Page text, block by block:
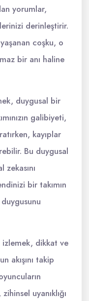
yorumlar,
derinleştirir.
coşku, o
bir anı haline
duygusal bir
galibiyeti,
kayıplar
Bu duygusal
bir takımın
izlemek, dikkat ve
akışını takip
uyanıklığı